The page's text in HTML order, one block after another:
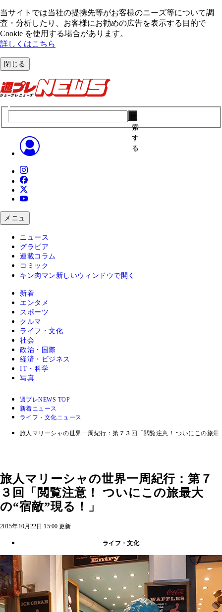
当サイトでは当社の提携先等がお客様のニーズ等について調
査・分析したり、お客様にお勧めの広告を表⽰する⽬的で
Cookie を使⽤する場合があります。
詳しくはこちら
閉じる
索
す
る
メニュ
ニュース
グラビア
連載コラム
コミック
キン肉マン 新しいウィンドウで開く
新着
エンタメ
スポーツ
クルマ
ライフ・文化
社会
政治・国際
経済・ビジネス
IT・科学
写真
週プレNEWS TOP
新着ニュース
ライフ・文化ニュース
旅人マリーシャの世界一周紀行：第７３回「閲覧注意！ ついにこの旅最
旅人マリーシャの世界一周紀行：第７
３回「閲覧注意！ ついにこの旅最大
の“宿敵”現る！」
2015年10月22日 15:00 更新
ライフ・文化